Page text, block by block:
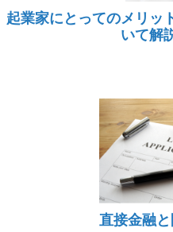
起業家にとってのメリッ
いて解
直接金融